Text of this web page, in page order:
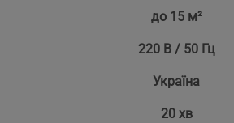
до 15 м²
220 В / 50 Гц
Україна
20 хв